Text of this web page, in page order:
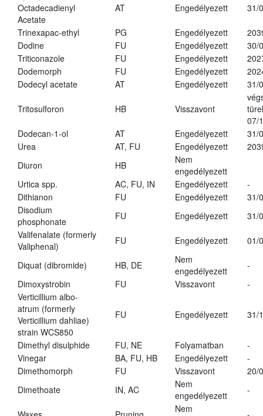
Octadecadienyl
Acetate
AT Engedélyezett 31/
Trinexapac-ethyl PG Engedélyezett
Dodine
FU Engedélyezett
30/
Triticonazole
FU Engedélyezett
Dodemorph
FU Engedélyezett
Dodecyl acetate
AT Engedélyezett 31/
Tritosulforon HB Visszavont
07/
Dodecan-1-ol
AT Engedélyezett
31/
Urea
AT, FU Engedélyezett
Diuron
HB
Nem
engedélyezett
Urtica spp.
AC, FU, IN Engedélyezett
-
Dithianon
FU Engedélyezett
31/
Disodium
phosphonate
FU Engedélyezett
31/
Valifenalate (formerly
Valiphenal)
FU Engedélyezett 01/
Diquat (dibromide) HB, DE
Nem
engedélyezett
-
Dimoxystrobin
FU Visszavont
-
Verticillium albo-
atrum (formerly
Verticillium dahliae)
strain WCS850
FU Engedélyezett 31/
Dimethyl disulphide FU, NE Folyamatban
-
Vinegar
BA, FU, HB Engedélyezett
-
Dimethomorph
FU Visszavont
20/
Dimethoate
IN, AC
Nem
engedélyezett
-
Nem